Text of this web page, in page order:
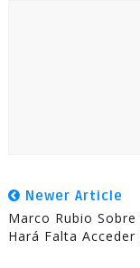
Newer Article
Marco Rubio
Hará Falta